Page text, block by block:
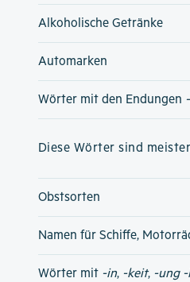
Alkoholische Getränke
Automarken
Wörter mit den Endungen
Diese Wörter sind
Obstsorten
Namen für Schiffe,
Wörter mit -in, -keit, -ung